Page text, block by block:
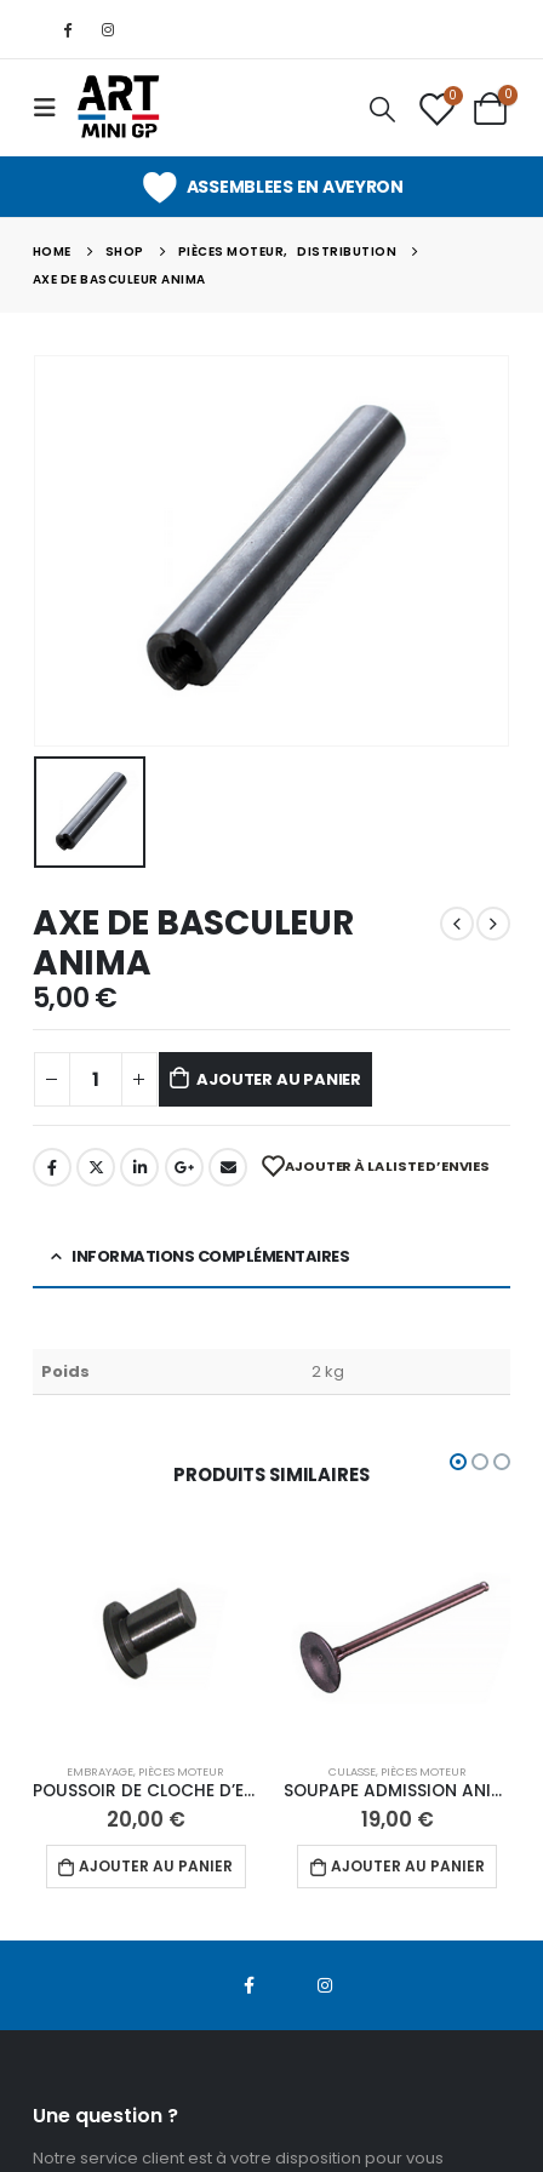
0 0
ASSEMBLEES EN AVEYRON
HOME SHOP PIÈCES MOTEUR,
DISTRIBUTION
AXE DE BASCULEUR ANIMA
AXE DE BASCULEUR
ANIMA
5,00€
AJOUTER AU PANIER
AJOUTER À LA LISTE D’ENVIES
INFORMATIONS COMPLÉMENTAIRES
Poids 2 kg
PRODUITS SIMILAIRES
EMBRAYAGE, PIÈCES MOTEUR
POUSSOIR DE CLOCHE D’EMBRAYAGE DAYTONA
20,00 €
AJOUTER AU PANIER
CULASSE, PIÈCES MOTEUR
SOUPAPE ADMISSION ANIMA
19,00 €
AJOUTER AU PANIER
Une question ?
Notre service client est à votre disposition pour vous